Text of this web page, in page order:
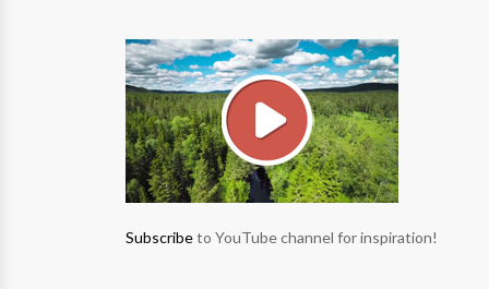
Subscribeto YouTube channel for inspiration!